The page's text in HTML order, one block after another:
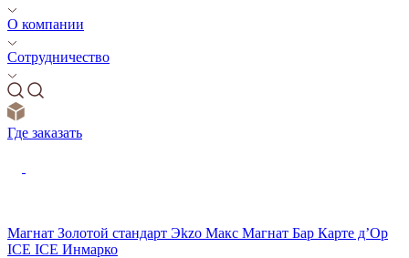
О компании
Сотрудничество
Где заказать
Магнат Золотой стандарт Эkzо Макс Магнат Бар Карте д’Ор
ICE ICE Инмарко